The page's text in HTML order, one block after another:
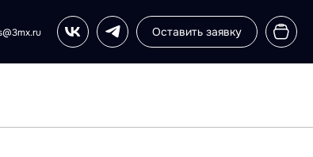
Оставить заявку